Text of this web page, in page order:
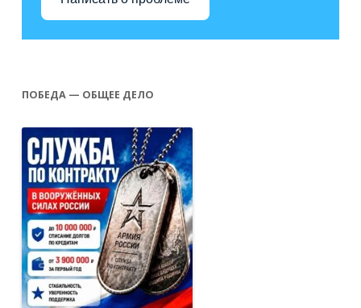
ПОБЕДА — ОБЩЕЕ ДЕЛО